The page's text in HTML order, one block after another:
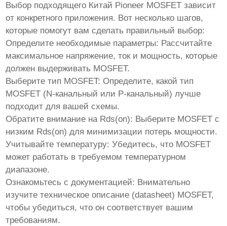
Выбор подходящего Китай Pioneer MOSFET зависит
от конкретного приложения. Вот несколько шагов,
которые помогут вам сделать правильный выбор:
Определите необходимые параметры: Рассчитайте
максимальное напряжение, ток и мощность, которые
должен выдерживать MOSFET.
Выберите тип MOSFET: Определите, какой тип
MOSFET (N-канальный или P-канальный) лучше
подходит для вашей схемы.
Обратите внимание на Rds(on): Выберите MOSFET с
низким Rds(on) для минимизации потерь мощности.
Учитывайте температуру: Убедитесь, что MOSFET
может работать в требуемом температурном
диапазоне.
Ознакомьтесь с документацией: Внимательно
изучите техническое описание (datasheet) MOSFET,
чтобы убедиться, что он соответствует вашим
требованиям.